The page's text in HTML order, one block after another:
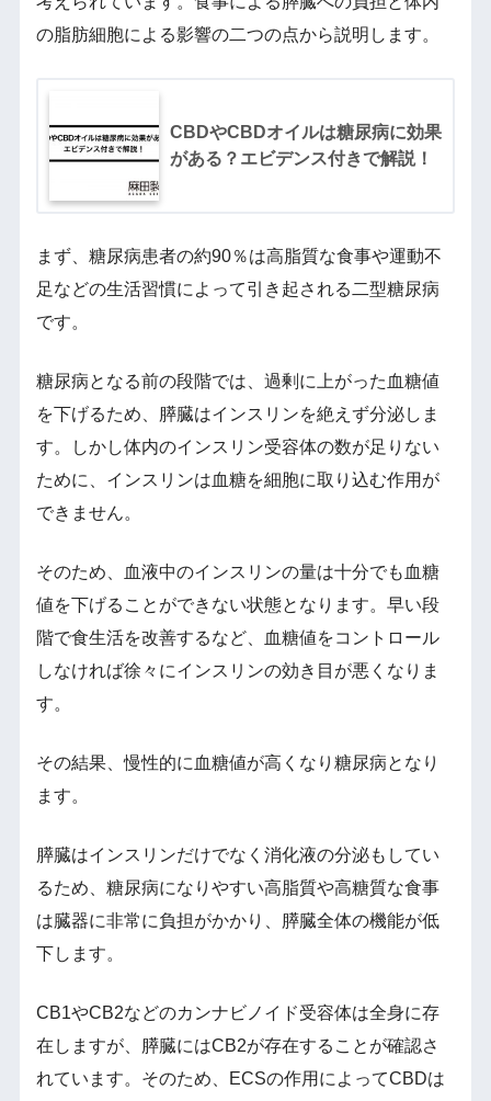
の脂肪細胞による影響の二つの点から説明します。
CBDやCBDオイルは糖尿病に効果
がある？エビデンス付きで解説！
まず、糖尿病患者の約90％は高脂質な食事や運動不
足などの生活習慣によって引き起される二型糖尿病
です。
糖尿病となる前の段階では、過剰に上がった血糖値
を下げるため、膵臓はインスリンを絶えず分泌しま
す。しかし体内のインスリン受容体の数が足りない
ために、インスリンは血糖を細胞に取り込む作用が
できません。
そのため、血液中のインスリンの量は十分でも血糖
値を下げることができない状態となります。早い段
階で食生活を改善するなど、血糖値をコントロール
しなければ徐々にインスリンの効き目が悪くなりま
す。
その結果、慢性的に血糖値が高くなり糖尿病となり
ます。
膵臓はインスリンだけでなく消化液の分泌もしてい
るため、糖尿病になりやすい高脂質や高糖質な食事
は臓器に非常に負担がかかり、膵臓全体の機能が低
下します。
CB1やCB2などのカンナビノイド受容体は全身に存
在しますが、膵臓にはCB2が存在することが確認さ
れています。そのため、ECSの作用によってCBDは